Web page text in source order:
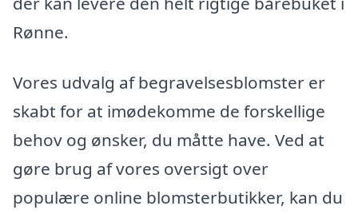
Rønne.
Vores udvalg af begravelsesblomster er
skabt for at imødekomme de forskellige
behov og ønsker, du måtte have. Ved at
gøre brug af vores oversigt over
populære online blomsterbutikker, kan du